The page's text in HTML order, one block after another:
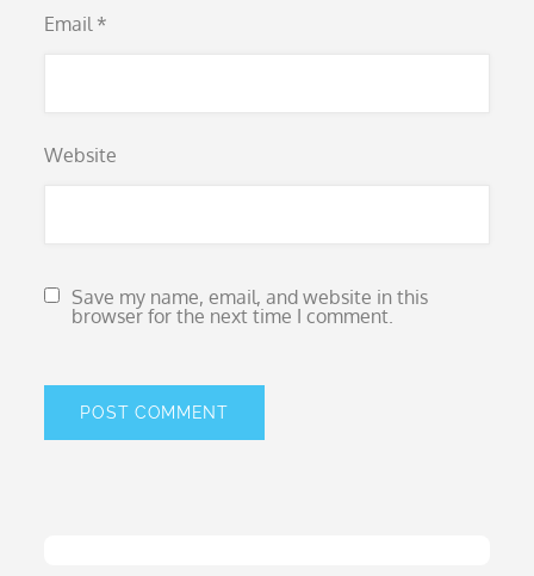
Email *
Website
Save my name, email, and website in this
browser for the next time I comment.